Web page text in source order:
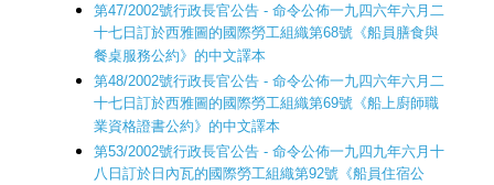
第47/2002號行政長官公告 - 命令公佈一九四六年六月二
十七日訂於西雅圖的國際勞工組織第68號《船員膳食與
餐桌服務公約》的中文譯本
第48/2002號行政長官公告 - 命令公佈一九四六年六月二
十七日訂於西雅圖的國際勞工組織第69號《船上廚師職
業資格證書公約》的中文譯本
第53/2002號行政長官公告 - 命令公佈一九四九年六月十
八日訂於日內瓦的國際勞工組織第92號《船員住宿公